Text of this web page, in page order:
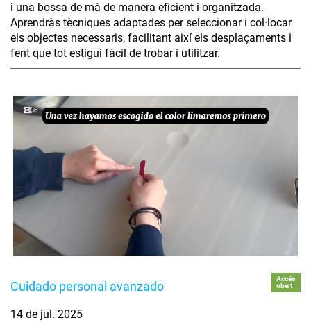
i una bossa de mà de manera eficient i organitzada.
Aprendràs tècniques adaptades per seleccionar i col·locar
els objectes necessaris, facilitant així els desplaçaments i
fent que tot estigui fàcil de trobar i utilitzar.
Cuidado personal avanzado
Accés
obert
14 de jul. 2025